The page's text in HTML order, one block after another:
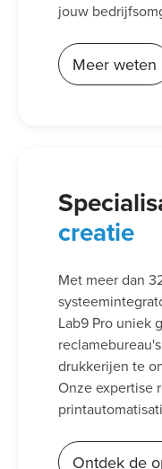
jouw
Meer weten
creatie
Met meer dan
Lab9 Pro uniek
drukkerijen te
Onze expertise
Ontdek de